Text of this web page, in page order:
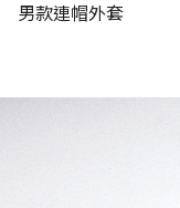
男款連帽外套